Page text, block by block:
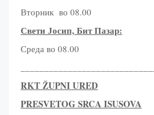
Вторник во 08.00
Свети Јосип, БитПазар:
Среда во 08.00
RKT ŽUPNI URED
PRESVETOG SRCA ISUSOVA